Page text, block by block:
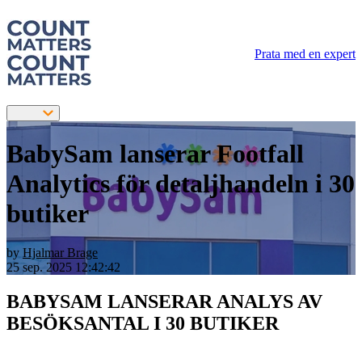
Prata med en expert
BabySam lanserar Footfall
Analytics för detaljhandeln i 30
butiker
by Hjalmar Brage
25 sep. 2025 12:42:42
BABYSAM LANSERAR ANALYS AV
BESÖKSANTAL I 30 BUTIKER